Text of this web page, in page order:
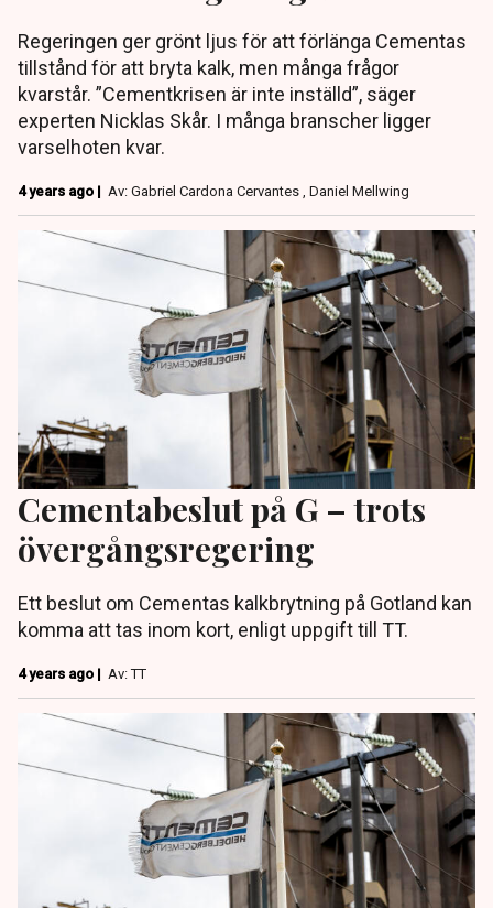
Regeringen ger grönt ljus för att förlänga Cementas
tillstånd för att bryta kalk, men många frågor
kvarstår. ”Cementkrisen är inte inställd”, säger
experten Nicklas Skår. I många branscher ligger
varselhoten kvar.
4 years ago | Av: Gabriel Cardona Cervantes , Daniel Mellwing
Cementabeslut på G – trots
övergångsregering
Ett beslut om Cementas kalkbrytning på Gotland kan
komma att tas inom kort, enligt uppgift till TT.
4 years ago | Av: TT